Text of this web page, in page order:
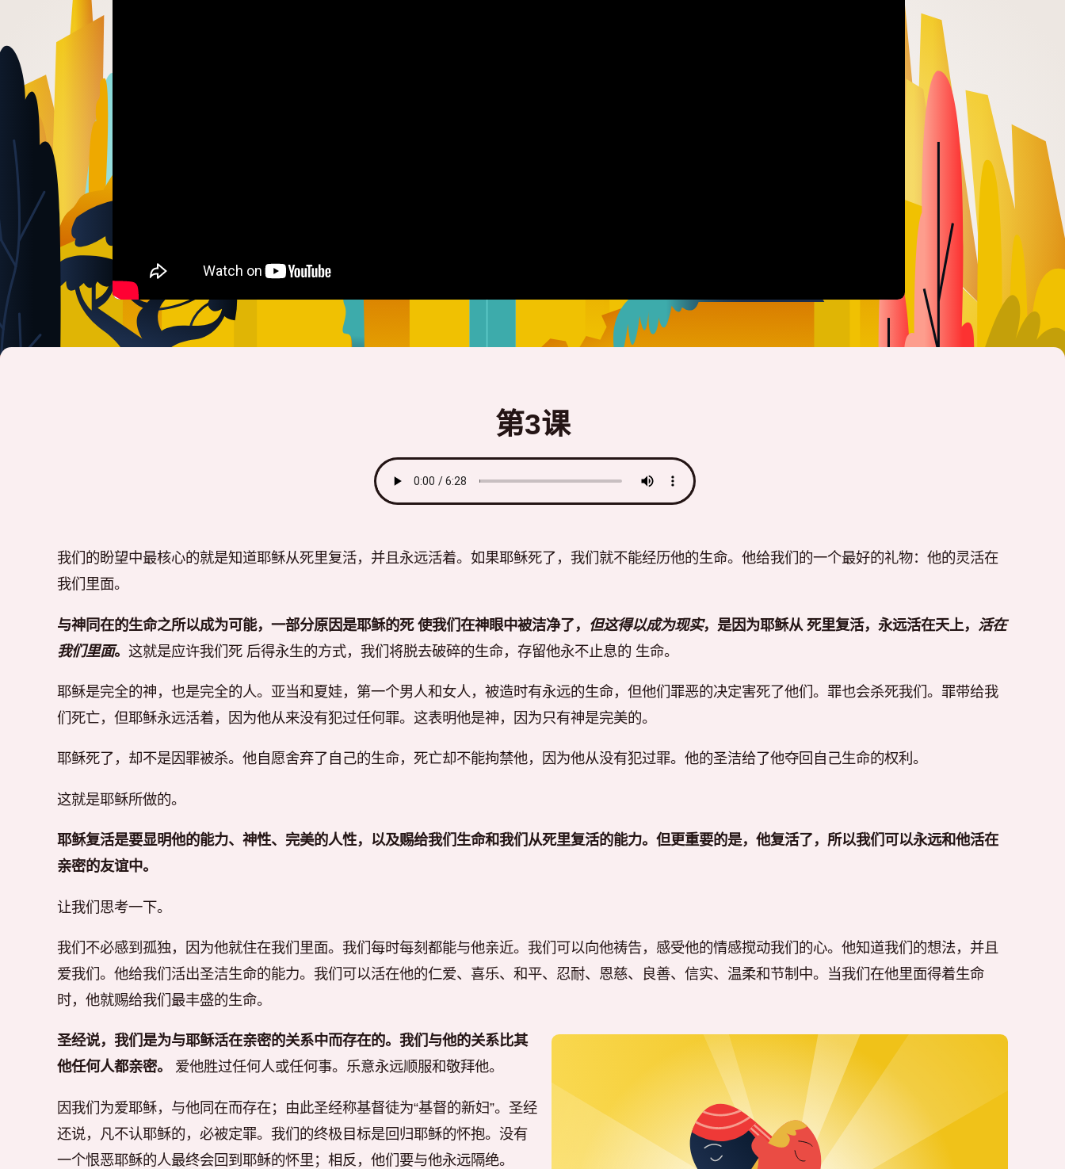
第3课
我们的盼望中最核心的就是知道耶稣从死里复活，并且永远活着。如果耶稣死了，我们就不能经历他的生命。他给我们的一个最好的礼物：他的灵活在
我们里面。
与神同在的生命之所以成为可能，一部分原因是耶稣的死 使我们在神眼中被洁净了， 但这得以成为现实，是因为耶稣从 死里复活，永远活在天上， 活在
我们里面。 这就是应许我们死 后得永生的方式，我们将脱去破碎的生命，存留他永不止息的 生命。
耶稣是完全的神，也是完全的人。亚当和夏娃，第一个男人和女人，被造时有永远的生命，但他们罪恶的决定害死了他们。罪也会杀死我们。罪带给我
们死亡，但耶稣永远活着，因为他从来没有犯过任何罪。这表明他是神，因为只有神是完美的。
耶稣死了，却不是因罪被杀。他自愿舍弃了自己的生命，死亡却不能拘禁他，因为他从没有犯过罪。他的圣洁给了他夺回自己生命的权利。
这就是耶稣所做的。
耶稣复活是要显明他的能力、神性、完美的人性，以及赐给我们生命和我们从死里复活的能力。但更重要的是，他复活了，所以我们可以永远和他活在
亲密的友谊中。
让我们思考一下。
我们不必感到孤独，因为他就住在我们里面。我们每时每刻都能与他亲近。我们可以向他祷告，感受他的情感搅动我们的心。他知道我们的想法，并且
爱我们。他给我们活出圣洁生命的能力。我们可以活在他的仁爱、喜乐、和平、忍耐、恩慈、良善、信实、温柔和节制中。当我们在他里面得着生命
时，他就赐给我们最丰盛的生命。
圣经说，我们是为与耶稣活在亲密的关系中而存在的。我们与他的关系比其
他任何人都亲密。
爱他胜过任何人或任何事。乐意永远顺服和敬拜他。
因我们为爱耶稣，与他同在而存在；由此圣经称基督徒为“基督的新妇”。圣经
还说，凡不认耶稣的，必被定罪。我们的终极目标是回归耶稣的怀抱。没有
一个恨恶耶稣的人最终会回到耶稣的怀里；相反，他们要与他永远隔绝。